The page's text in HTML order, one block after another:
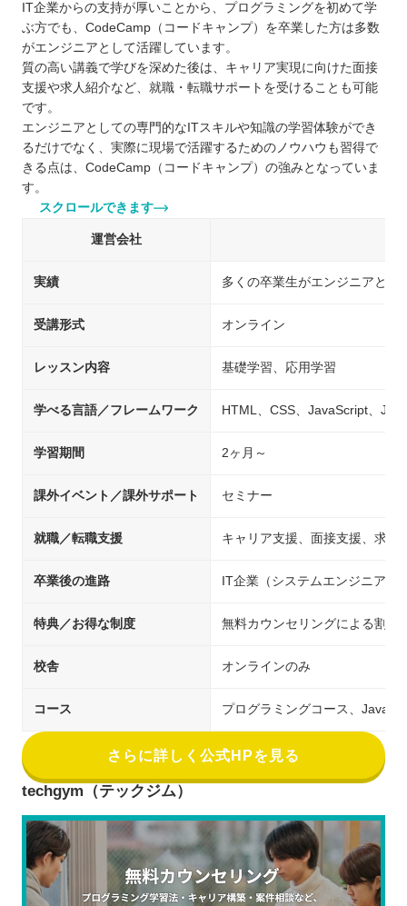
IT企業からの支持が厚いことから、プログラミングを初めて学
ぶ方でも、CodeCamp（コードキャンプ）を卒業した方は多数
がエンジニアとして活躍しています。
質の高い講義で学びを深めた後は、キャリア実現に向けた面接
支援や求人紹介など、就職・転職サポートを受けることも可能
です。
エンジニアとしての専門的なITスキルや知識の学習体験ができ
るだけでなく、実際に現場で活躍するためのノウハウも習得で
きる点は、CodeCamp（コードキャンプ）の強みとなっていま
す。
スクロールできます
運営会社
実績 多くの卒業生がエンジニアとし
受講形式 オンライン
レッスン内容 基礎学習、応用学習
学べる言語／フレームワーク HTML、CSS、JavaScript、
学習期間 2ヶ月～
課外イベント／課外サポート セミナー
就職／転職支援 キャリア支援、面接支援、求人
卒業後の進路 IT企業（システムエンジニア/
特典／お得な制度 無料カウンセリングによる割引
校舎 オンラインのみ
コース プログラミングコース、Java
さらに詳しく公式HPを見る
techgym（テックジム）